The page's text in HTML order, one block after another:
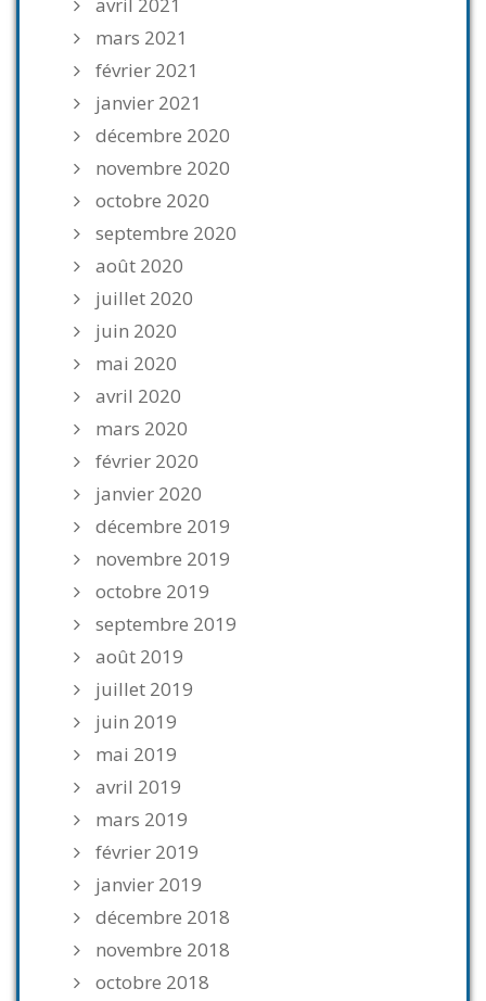
avril 2021
mars 2021
février 2021
janvier 2021
décembre 2020
novembre 2020
octobre 2020
septembre 2020
août 2020
juillet 2020
juin 2020
mai 2020
avril 2020
mars 2020
février 2020
janvier 2020
décembre 2019
novembre 2019
octobre 2019
septembre 2019
août 2019
juillet 2019
juin 2019
mai 2019
avril 2019
mars 2019
février 2019
janvier 2019
décembre 2018
novembre 2018
octobre 2018